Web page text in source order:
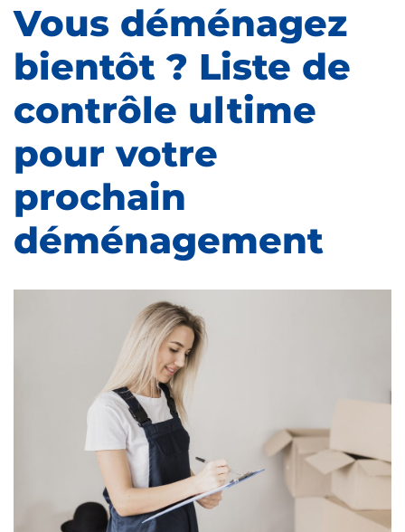
Vous déménagez
bientôt ? Liste de
contrôle ultime
pour votre
prochain
déménagement